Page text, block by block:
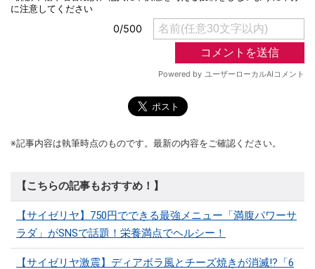
※記事内容は執筆時点のものです。最新の内容をご確認ください。
【こちらの記事もおすすめ！】
【サイゼリヤ】750円でできる最強メニュー「満腹パワーサ
ラダ」がSNSで話題！栄養満点でヘルシー！
【サイゼリヤ激震】ディアボラ風とチーズ焼きが消滅!?「6